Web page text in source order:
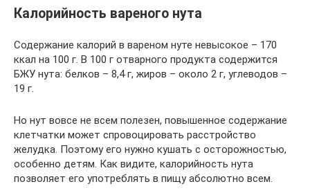
Калорийность вареного нута
Содержание калорий в вареном нуте невысокое – 170
ккал на 100 г. В 100 г отварного продукта содержится
БЖУ нута: белков – 8,4 г, жиров – около 2 г, углеводов –
19 г.
Но нут вовсе не всем полезен, повышенное содержание
клетчатки может спровоцировать расстройство
желудка. Поэтому его нужно кушать с осторожностью,
особенно детям. Как видите, калорийность нута
позволяет его употреблять в пищу абсолютно всем.